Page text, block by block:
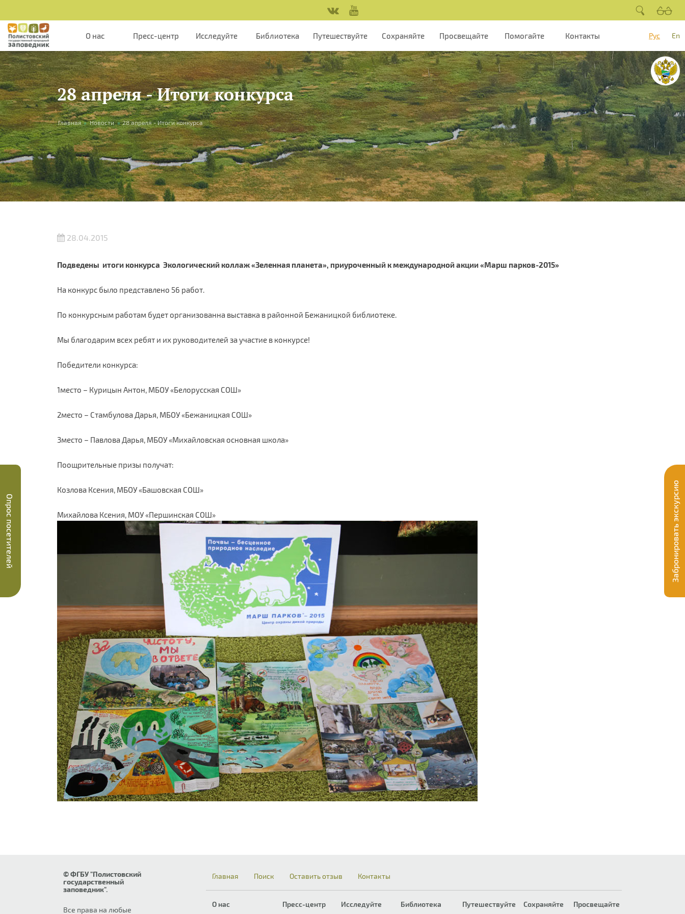
О нас Пресс-центр Исследуйте Библиотека Путешествуйте Сохраняйте Просвещайте Помогайте Контакты Рус En
28 апреля - Итоги конкурса
Вы здесь
Главная » Новости » 28 апреля - Итоги конкурса
28.04.2015
Подведены итоги конкурса Экологический коллаж «Зеленная планета», приуроченный к международной акции «Марш парков-2015»
На конкурс было представлено 56 работ.
По конкурсным работам будет организованна выставка в районной Бежаницкой библиотеке.
Мы благодарим всех ребят и их руководителей за участие в конкурсе!
Победители конкурса:
1место – Курицын Антон, МБОУ «Белорусская СОШ»
2место – Стамбулова Дарья, МБОУ «Бежаницкая СОШ»
3место – Павлова Дарья, МБОУ «Михайловская основная школа»
Поощрительные призы получат:
Козлова Ксения, МБОУ «Башовская СОШ»
Михайлова Ксения, МОУ «Першинская СОШ»
© ФГБУ "Полистовский
государственный
заповедник".
Все права на любые
Главная Поиск Оставить отзыв Контакты
О нас
Пресс-центр
Исследуйте
Библиотека
Путешествуйте
Сохраняйте
Просвещайте
Забронировать экскурсию
Опрос посетителей